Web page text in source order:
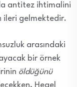
antitez ihtimalini
ileri gelmektedir.
arasındaki
bir örnek
öldüğünü
Hegel